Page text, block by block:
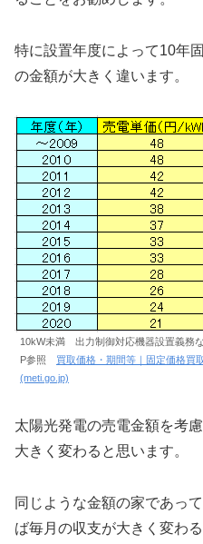
特に設置年度によって10年
の金額が大きく違います。
10kW未満 出力制御対応機器設置義務
P参照 買取価格・期間等｜固定価格買
(meti.go.jp)
太陽光発電の売電金額を考
大きく変わると思います。
同じような金額の家であっ
ば毎月の収支が大きく変わ